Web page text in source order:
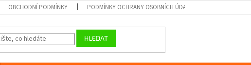
OBCHODNÍ PODMÍNKY PODMÍNKY OCHRANY OSOBNÍCH ÚDAJŮ GDPR
HLEDAT